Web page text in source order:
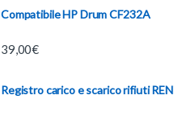
Compatibile HP Drum CF232A
39,00€
Registro carico e scarico rifiuti